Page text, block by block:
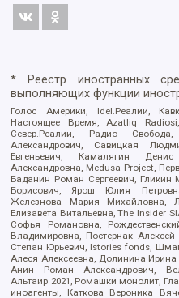
* Реестр иностранных
выполняющих функции
Голос Америки, Idel.Реалии,
Настоящее Время, Azatliq
Север.Реалии, Радио
Александрович, Савицкая
Евгеньевич, Камалягин
Александровна, Medusa Project,
Баданин Роман Сергеевич,
Борисович, Ярош Юлия
Железнова Мария Михайловна,
Елизавета Витальевна, The Insider
Софья Романовна,
Владимировна, Постернак
Степан Юрьевич, Istories fonds,
Алеся Алексеевна, Долинина
Анин Роман Александрович,
Альтаир 2021, Ромашки монолит,
иноагенты, Каткова Вероника